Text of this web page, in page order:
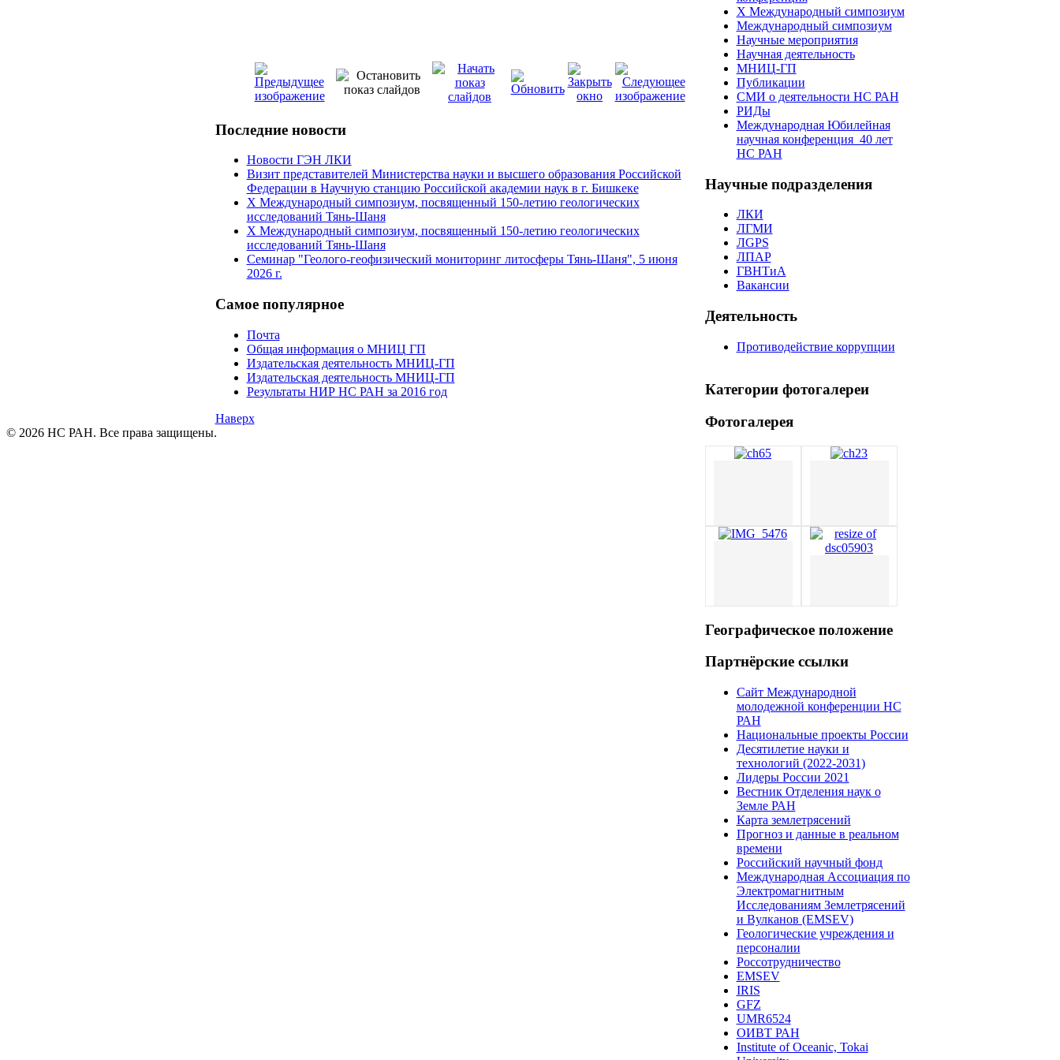
Последниеновости
Новости ГЭН ЛКИ
Визит представителей Министерства науки и высшего образования Российской
Федерации в Научную станцию Российской академии наук в г. Бишкеке
X Международный симпозиум, посвященный 150-летию геологических
исследований Тянь-Шаня
X Международный симпозиум, посвященный 150-летию геологических
исследований Тянь-Шаня
Семинар "Геолого-геофизический мониторинг литосферы Тянь-Шаня", 5 июня
2026 г.
Самоепопулярное
Почта
Общая информация о МНИЦ ГП
Издательская деятельность МНИЦ-ГП
Издательская деятельность МНИЦ-ГП
Результаты НИР НС РАН за 2016 год
Наверх
X Международный симпозиум
Международный симпозиум
Научные мероприятия
Научная деятельность
МНИЦ-ГП
Публикации
СМИ о деятельности НС РАН
РИДы
Международная Юбилейная
научная конференция_40 лет
НС РАН
Научныеподразделения
ЛКИ
ЛГМИ
ЛGPS
ЛПАР
ГВНТиА
Вакансии
Деятельность
Противодействие коррупции
Категориифотогалереи
Фотогалерея
Географическоеположение
Партнёрскиессылки
Сайт Международной
молодежной конференции НС
РАН
Национальные проекты России
Десятилетие науки и
технологий (2022-2031)
Лидеры России 2021
Вестник Отделения наук о
Земле РАН
Карта землетрясений
Прогноз и данные в реальном
времени
Российский научный фонд
Международная Ассоциация по
Электромагнитным
Исследованиям Землетрясений
и Вулканов (EMSEV)
Геологические учреждения и
персоналии
Россотрудничество
EMSEV
IRIS
GFZ
UMR6524
ОИВТ РАН
Institute of Oceanic, Tokai
© 2026 НС РАН. Все права защищены.